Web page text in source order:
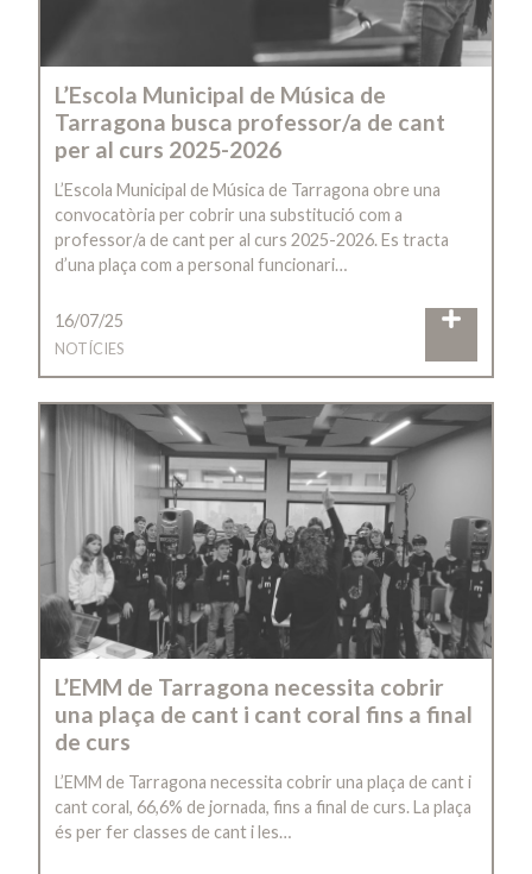
L’Escola Municipal de Música de
Tarragona busca professor/a de cant
per al curs 2025-2026
L’Escola Municipal de Música de Tarragona obre una
convocatòria per cobrir una substitució com a
professor/a de cant per al curs 2025-2026. Es tracta
d’una plaça com a personal funcionari…
16/07/25
NOTÍCIES
L’EMM de Tarragona necessita cobrir
una plaça de cant i cant coral fins a final
de curs
L’EMM de Tarragona necessita cobrir una plaça de cant i
cant coral, 66,6% de jornada, fins a final de curs. La plaça
és per fer classes de cant i les…